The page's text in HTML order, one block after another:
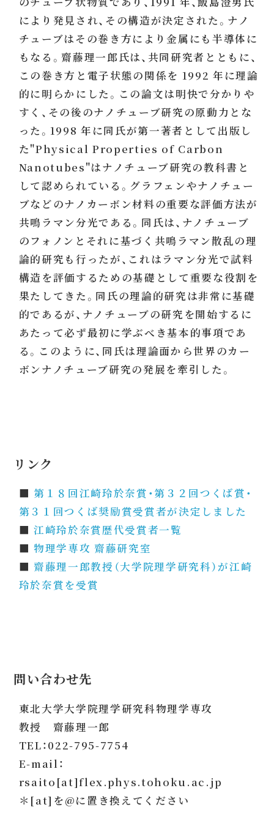
により発見され、その構造が決定された。ナノ
チューブはその巻き方により金属にも半導体に
もなる。齋藤理一郎氏は、共同研究者とともに、
この巻き方と電子状態の関係を 1992 年に理論
的に明らかにした。この論文は明快で分かりや
すく、その後のナノチューブ研究の原動力とな
った。1998 年に同氏が第一著者として出版し
た"Physical Properties of Carbon
Nanotubes"はナノチューブ研究の教科書と
して認められている。グラフェンやナノチュー
ブなどのナノカーボン材料の重要な評価方法が
共鳴ラマン分光である。同氏は、ナノチューブ
のフォノンとそれに基づく共鳴ラマン散乱の理
論的研究も行ったが、これはラマン分光で試料
構造を評価するための基礎として重要な役割を
果たしてきた。同氏の理論的研究は非常に基礎
的であるが、ナノチューブの研究を開始するに
あたって必ず最初に学ぶべき基本的事項であ
る。このように、同氏は理論面から世界のカー
ボンナノチューブ研究の発展を牽引した。
リンク
■ 第１８回江崎玲於奈賞・第３２回つくば賞・
第３１回つくば奨励賞受賞者が決定しました
■江崎玲於奈賞歴代受賞者一覧
■物理学専攻 齋藤研究室
■齋藤理一郎教授（大学院理学研究科）が江崎
玲於奈賞を受賞
問い合わせ先
東北大学大学院理学研究科物理学専攻
教授 齋藤理一郎
TEL：022-795-7754
E-mail：
rsaito[at]flex.phys.tohoku.ac.jp
＊[at]を@に置き換えてください